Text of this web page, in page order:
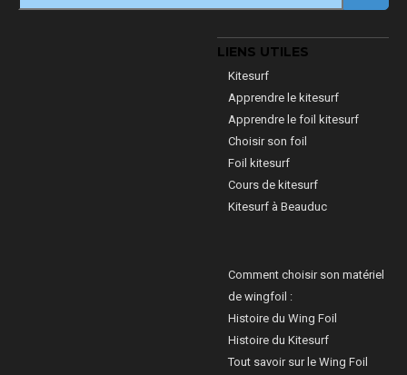
LIENS UTILES
Kitesurf
Apprendre le kitesurf
Apprendre le foil kitesurf
Choisir son foil
Foil kitesurf
Cours de kitesurf
Kitesurf à Beauduc
Comment choisir son matériel
de wingfoil :
Histoire du Wing Foil
Histoire du Kitesurf
Tout savoir sur le Wing Foil